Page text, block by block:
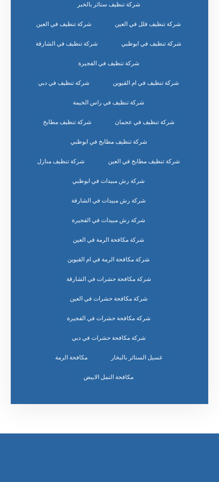
شركة تنظيف ستائر بالخبر
شركة تنظيف فلل في العين شركة تنظيف في العين
شركة تنظيف في ابوظبي شركة تنظيف في الشارقة
شركة تنظيف في الفجيرة
شركة تنظيف في ام القيوين شركة تنظيف في دبي
شركة تنظيف في راس الخيمة
شركة تنظيف في عجمان شركة تنظيف مطابخ
شركة تنظيف مطابخ في ابوظبي
شركة تنظيف مطابخ في العين شركة تنظيف منازل
شركة رش مبيدات في ابوظبي
شركة رش مبيدات في الشارقة
شركة رش مبيدات في الفجيرة
شركة مكافحة الرمة في العين
شركة مكافحة الرمة في ام القيوين
شركة مكافحة حشرات في الشارقة
شركة مكافحة حشرات في العين
شركة مكافحة حشرات في الفجيرة
شركة مكافحة حشرات في دبي
غسيل الستائر بالبخار مكافحة الرمة
مكافحة النمل الابيض